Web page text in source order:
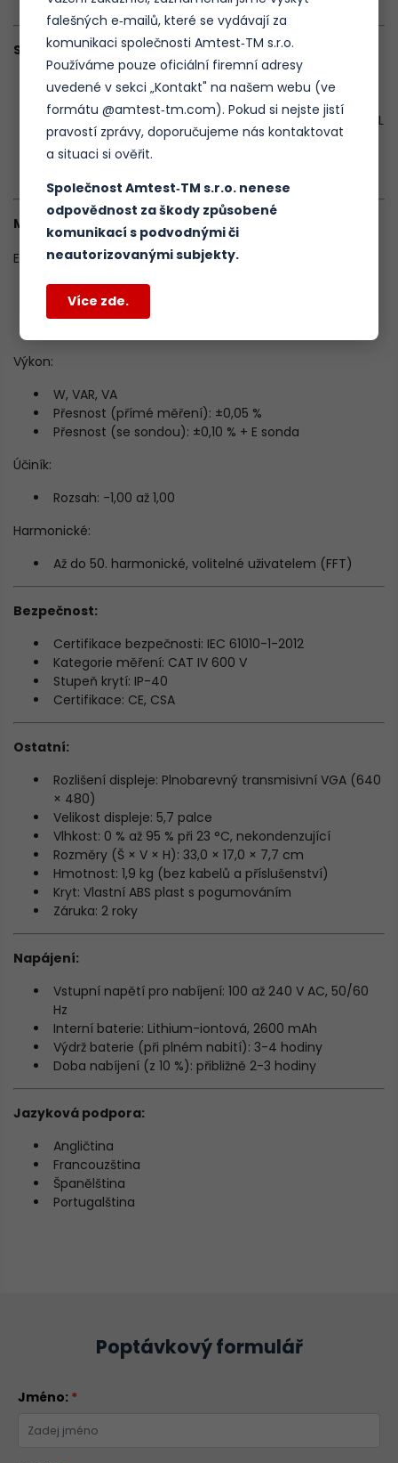
Systémová konektivita:
Vstup pro impulzy elektroměru: 1 vstup; <12 V
Standardní impulzní vstup: 1 vstup; max. 1 MHz, <12 V
Kalibrační impulzní výstup: 1 vstup; max. 1 MHz, 5 V TTL
USB porty pro periferie: 2x typ A (klávesnice, myš,
paměťová zařízení), 1x Mini-B Host
Měření:
Energie:
Whr, VARhr, VAhr
Přesnost (přímé měření): ±0,05 %
Výkon:
W, VAR, VA
Přesnost (přímé měření): ±0,05 %
Přesnost (se sondou): ±0,10 % + E sonda
Účiník:
Rozsah: -1,00 až 1,00
Harmonické:
Až do 50. harmonické, volitelné uživatelem (FFT)
Bezpečnost:
Certifikace bezpečnosti: IEC 61010-1-2012
Kategorie měření: CAT IV 600 V
Stupeň krytí: IP-40
Certifikace: CE, CSA
Ostatní:
Rozlišení displeje: Plnobarevný transmisivní VGA (640
× 480)
Velikost displeje: 5,7 palce
Vlhkost: 0 % až 95 % při 23 °C, nekondenzující
Rozměry (Š × V × H): 33,0 × 17,0 × 7,7 cm
Hmotnost: 1,9 kg (bez kabelů a příslušenství)
Kryt: Vlastní ABS plast s pogumováním
Záruka: 2 roky
Napájení:
Vstupní napětí pro nabíjení: 100 až 240 V AC, 50/60
Hz
Interní baterie: Lithium-iontová, 2600 mAh
Výdrž baterie (při plném nabití): 3-4 hodiny
Doba nabíjení (z 10 %): přibližně 2-3 hodiny
Jazyková podpora:
Angličtina
Francouzština
Španělština
Portugalština
Poptávkový formulář
Jméno: *
falešných e‑mailů, které se vydávají za
komunikaci společnosti Amtest‑TM s.r.o.
Používáme pouze oficiální firemní adresy
uvedené v sekci „Kontakt" na našem webu (ve
formátu @amtest‑tm.com). Pokud si nejste jistí
pravostí zprávy, doporučujeme nás kontaktovat
a situaci si ověřit.
Společnost Amtest‑TM s.r.o. nenese
odpovědnost za škody způsobené
komunikací s podvodnými či
neautorizovanými subjekty.
Více zde.